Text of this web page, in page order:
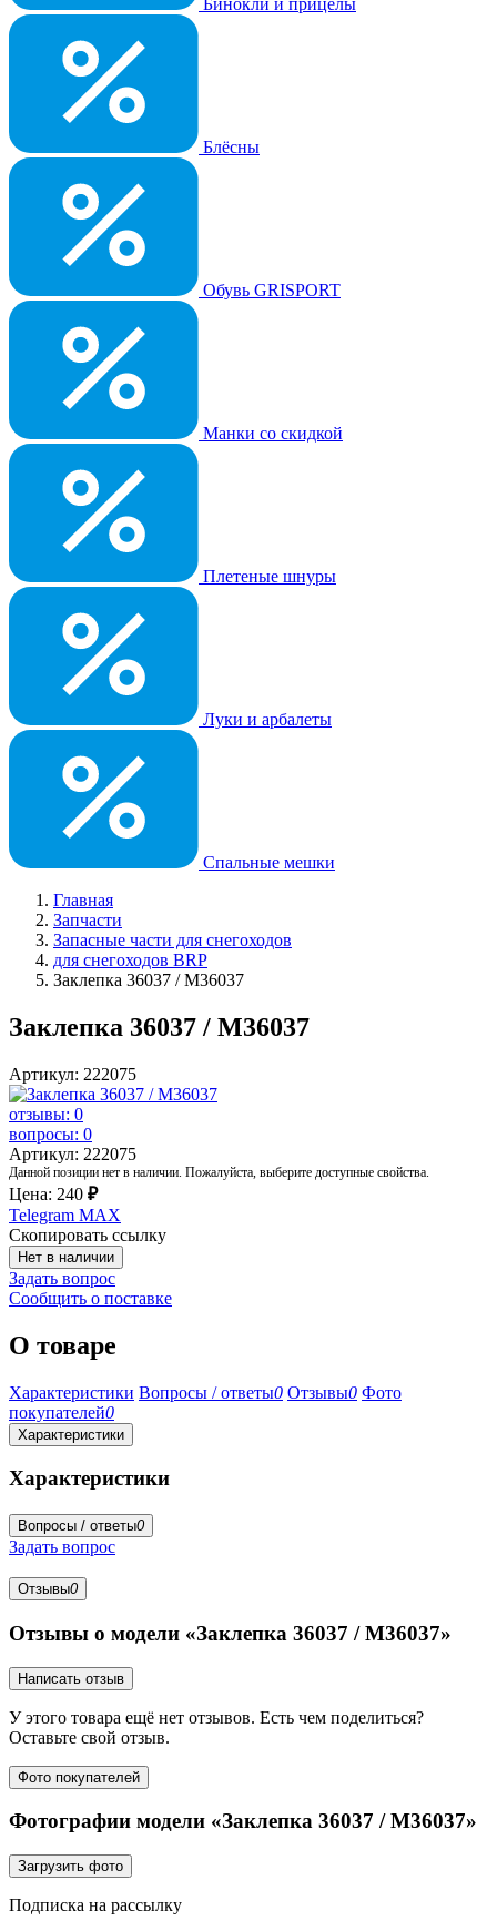
Бинокли и прицелы
Блёсны
Обувь GRISPORT
Манки со скидкой
Плетеные шнуры
Луки и арбалеты
Спальные мешки
Главная
Запчасти
Запасные части для снегоходов
для снегоходов BRP
Заклепка 36037 / M36037
Заклепка 36037 / M36037
Артикул: 222075
отзывы: 0
вопросы: 0
Артикул: 222075
Данной позиции нет в наличии. Пожалуйста, выберите доступные свойства.
Цена: 240 ₽
Telegram MAX
Скопировать ссылку
Нет в наличии
Задать вопрос
Сообщить о поставке
О товаре
Характеристики Вопросы / ответы0 Отзывы0 Фото
покупателей0
Характеристики
Характеристики
Вопросы / ответы0
Задать вопрос
Отзывы0
Отзывы о модели «Заклепка 36037 / M36037»
Написать отзыв
У этого товара ещё нет отзывов. Есть чем поделиться?
Оставьте свой отзыв.
Фото покупателей
Фотографии модели «Заклепка 36037 / M36037»
Загрузить фото
Подписка на рассылку